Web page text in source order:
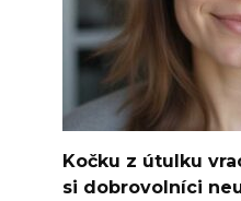
Kočku z útulku
si dobrovolníci